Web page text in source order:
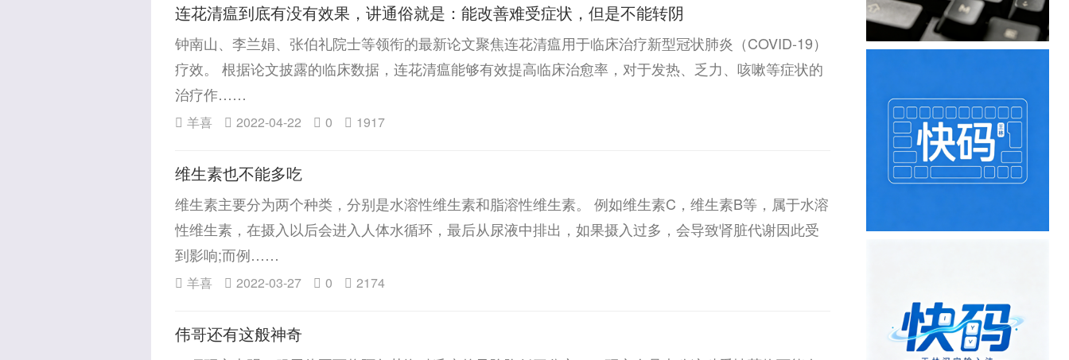
连花清瘟到底有没有效果，讲通俗就是：能改善难受症状，但是不能转阴
钟南山、李兰娟、张伯礼院士等领衔的最新论文聚焦连花清瘟用于临床治疗新型冠状肺炎（COVID-19）
疗效。 根据论文披露的临床数据，连花清瘟能够有效提高临床治愈率，对于发热、乏力、咳嗽等症状的
治疗作……
羊喜 2022-04-22 0 1917
维生素也不能多吃
维生素主要分为两个种类，分别是水溶性维生素和脂溶性维生素。 例如维生素C，维生素B等，属于水溶
性维生素，在摄入以后会进入人体水循环，最后从尿液中排出，如果摄入过多，会导致肾脏代谢因此受
到影响;而例……
羊喜 2022-03-27 0 2174
伟哥还有这般神奇